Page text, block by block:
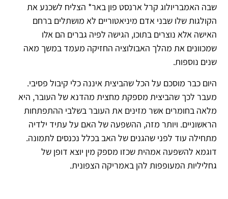
שבה האמבריולוג קרל ארנסט פון באר* הצליח לשכנע את
הקולגות שלו שבני אדם מיניאטוריים לא מושתלים ברחם
האישה אלא נוצרים בתוכו, הגישה לפיה גברים הם אלו
שמכוונים את מהלך האבולוציה החזיקה מעמד ­במשך מאה
שנים נוספות.
היום כבר מוסכם על הכל שהביצית איננה כלי קיבול פסיבי.
מעבר לכך שהביצית מספקת מחצית מהדנא של העובר, היא
מלאה בחומרים אשר מזינים את העובר בשלבי ההתפתחות
הראשוניים. ויותר מזה, ההשפעה של האם על עתיד ילדיה
מתחילה עוד לפני שהגנים של האב בכלל נכנסים לתמונה.
דוגמא להשפעה אמהית שכזו מספק מין יוצא דופן של
גחליליות המעופפות להן באמריקה הצפונית.